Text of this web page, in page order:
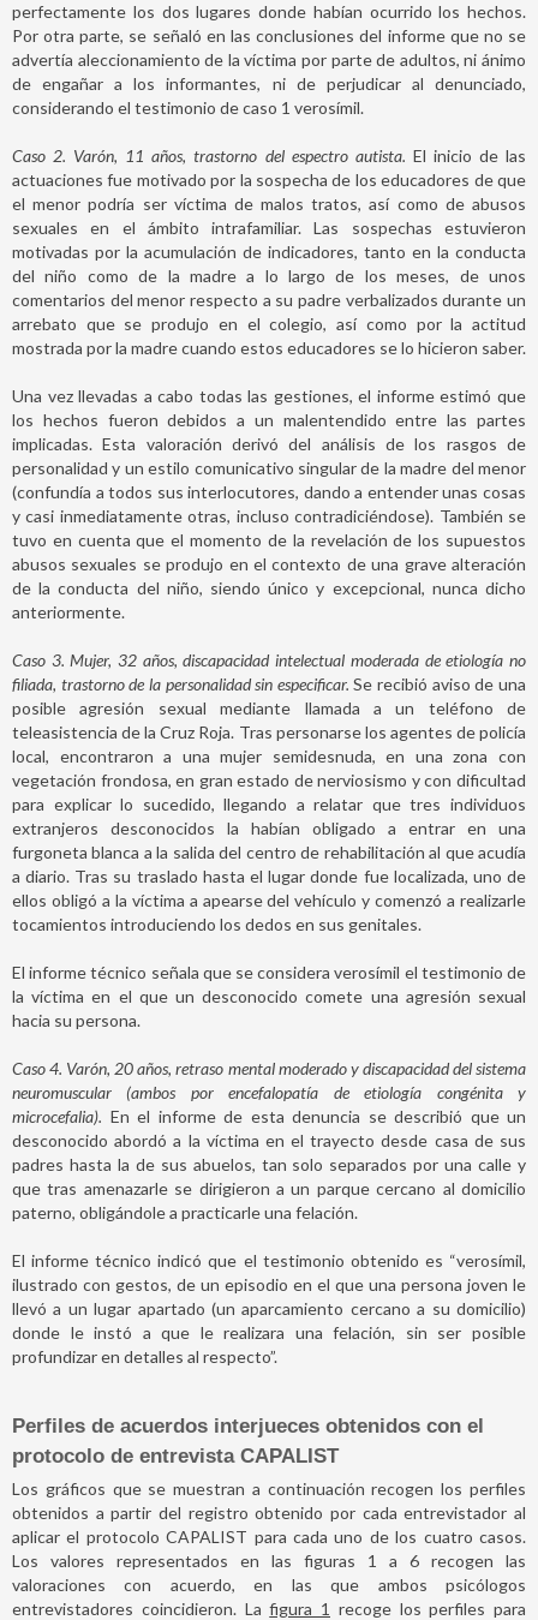
perfectamente los dos lugares donde habían ocurrido los hechos.
Por otra parte, se señaló en las conclusiones del informe que no se
advertía aleccionamiento de la víctima por parte de adultos, ni ánimo
de engañar a los informantes, ni de perjudicar al denunciado,
considerando el testimonio de caso 1 verosímil.
Caso 2. Varón, 11 años, trastorno del espectro autista. El inicio de las
actuaciones fue motivado por la sospecha de los educadores de que
el menor podría ser víctima de malos tratos, así como de abusos
sexuales en el ámbito intrafamiliar. Las sospechas estuvieron
motivadas por la acumulación de indicadores, tanto en la conducta
del niño como de la madre a lo largo de los meses, de unos
comentarios del menor respecto a su padre verbalizados durante un
arrebato que se produjo en el colegio, así como por la actitud
mostrada por la madre cuando estos educadores se lo hicieron saber.
Una vez llevadas a cabo todas las gestiones, el informe estimó que
los hechos fueron debidos a un malentendido entre las partes
implicadas. Esta valoración derivó del análisis de los rasgos de
personalidad y un estilo comunicativo singular de la madre del menor
(confundía a todos sus interlocutores, dando a entender unas cosas
y casi inmediatamente otras, incluso contradiciéndose). También se
tuvo en cuenta que el momento de la revelación de los supuestos
abusos sexuales se produjo en el contexto de una grave alteración
de la conducta del niño, siendo único y excepcional, nunca dicho
anteriormente.
Caso 3. Mujer, 32 años, discapacidad intelectual moderada de etiología no
filiada, trastorno de la personalidad sin especificar.Se recibió aviso de una
posible agresión sexual mediante llamada a un teléfono de
teleasistencia de la Cruz Roja. Tras personarse los agentes de policía
local, encontraron a una mujer semidesnuda, en una zona con
vegetación frondosa, en gran estado de nerviosismo y con dificultad
para explicar lo sucedido, llegando a relatar que tres individuos
extranjeros desconocidos la habían obligado a entrar en una
furgoneta blanca a la salida del centro de rehabilitación al que acudía
a diario. Tras su traslado hasta el lugar donde fue localizada, uno de
ellos obligó a la víctima a apearse del vehículo y comenzó a realizarle
tocamientos introduciendo los dedos en sus genitales.
El informe técnico señala que se considera verosímil el testimonio de
la víctima en el que un desconocido comete una agresión sexual
hacia su persona.
Caso 4. Varón, 20 años, retraso mental moderado y discapacidad del sistema
neuromuscular (ambos por encefalopatía de etiología congénita y
microcefalia). En el informe de esta denuncia se describió que un
desconocido abordó a la víctima en el trayecto desde casa de sus
padres hasta la de sus abuelos, tan solo separados por una calle y
que tras amenazarle se dirigieron a un parque cercano al domicilio
paterno, obligándole a practicarle una felación.
El informe técnico indicó que el testimonio obtenido es “verosímil,
ilustrado con gestos, de un episodio en el que una persona joven le
llevó a un lugar apartado (un aparcamiento cercano a su domicilio)
donde le instó a que le realizara una felación, sin ser posible
profundizar en detalles al respecto”.
Perfiles de acuerdos interjueces obtenidos con el
protocolo de entrevista CAPALIST
Los gráficos que se muestran a continuación recogen los perfiles
obtenidos a partir del registro obtenido por cada entrevistador al
aplicar el protocolo CAPALIST para cada uno de los cuatro casos.
Los valores representados en las figuras 1 a 6 recogen las
valoraciones con acuerdo, en las que ambos psicólogos
entrevistadores coincidieron. Lafigura 1 recoge los perfiles para